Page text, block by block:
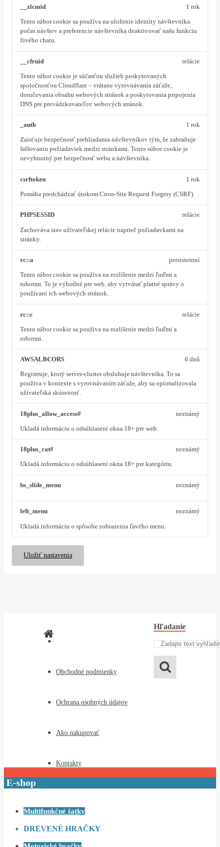
__zlcmid
Tento súbor cookie sa používa na uloženie identity návštevníka
počas návštev a preferencie návštevníka deaktivovať našu funkciu
živého chatu.
1 rok
__cfruid
Tento súbor cookie je súčasťou služieb poskytovaných
spoločnosťou Cloudflare – vrátane vyrovnávania záťaže,
doručovania obsahu webových stránok a poskytovania pripojenia
DNS pre prevádzkovateľov webových stránok.
relácie
_auth
Zaisťuje bezpečnosť prehliadania návštevníkov tým, že zabraňuje
falšovaniu požiadaviek medzi stránkami. Tento súbor cookie je
nevyhnutný pre bezpečnosť webu a návštevníka.
1 rok
csrftoken
Pomáha predchádzať útokom Cross-Site Request Forgery (CSRF).
1 rok
PHPSESSID
Zachováva stav užívateľskej relácie naprieč požiadavkami na
stránky.
relácie
rc::a
Tento súbor cookie sa používa na rozlíšenie medzi ľuďmi a
robotmi. To je výhodné pre web, aby vytvárať platné správy o
používaní ich webových stránok.
persistentní
rc::c
Tento súbor cookie sa používa na rozlíšenie medzi ľuďmi a
robotmi.
relácie
AWSALBCORS
Registruje, ktorý server-cluster obsluhuje návštevníka. To sa
používa v kontexte s vyrovnávaním záťaže, aby sa optimalizovala
užívateľská skúsenosť.
6 dnů
18plus_allow_access#
Ukladá informáciu o odsúhlasení okna 18+ pre web.
neznámý
18plus_cat#
Ukladá informáciu o odsúhlasení okna 18+ pre kategóriu.
neznámý
bs_slide_menu neznámý
left_menu
Ukladá informáciu o spôsobe zobrazenia ľavého menu.
neznámý
Uložiť nastavenia
Obchodné podmienky
Ochrana osobných údajov
Ako nakupovať
Kontakty
Hľadanie
E-shop
Multifunkčné šatky
DREVENÉ HRAČKY